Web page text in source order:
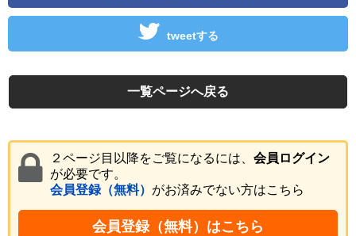
tweetする
一覧ページへ戻る
２ページ目以降をご覧になるには、 会員ログイン
が必要です。
会員登録（無料） がお済みでない方はこちら
会員登録（無料）はこちら